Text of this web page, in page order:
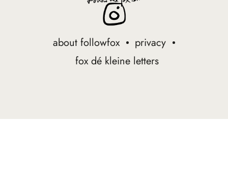
about followfox
privacy
fox dé kleine letters